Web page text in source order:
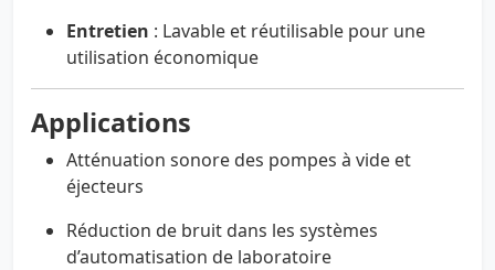
Entretien : Lavable et réutilisable pour une
utilisation économique
Applications
Atténuation sonore des pompes à vide et
éjecteurs
Réduction de bruit dans les systèmes
d’automatisation de laboratoire